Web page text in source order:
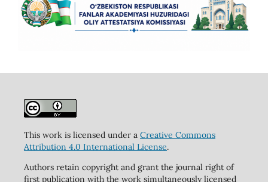
This work is licensed under a Creative Commons
Attribution 4.0 International License.
Authors retain copyright and grant the journal right of
first publication with the work simultaneously licensed